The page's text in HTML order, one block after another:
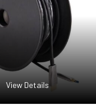
View Details